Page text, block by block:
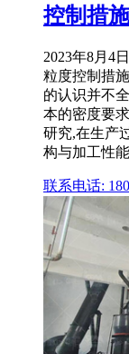
控制措
2023年8月4
粒度控制措
的认识并不
本的密度要
研究,在生产
构与加工性
联系电话: